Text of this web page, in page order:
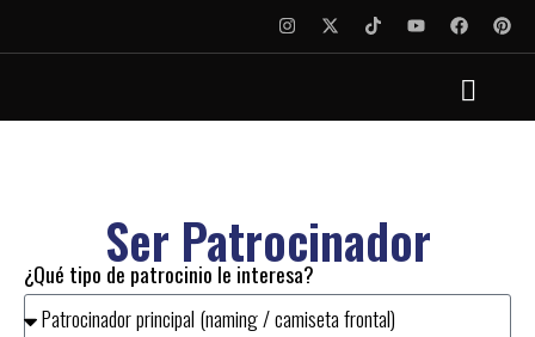
Ser Patrocinador
¿Qué tipo de patrocinio le interesa?